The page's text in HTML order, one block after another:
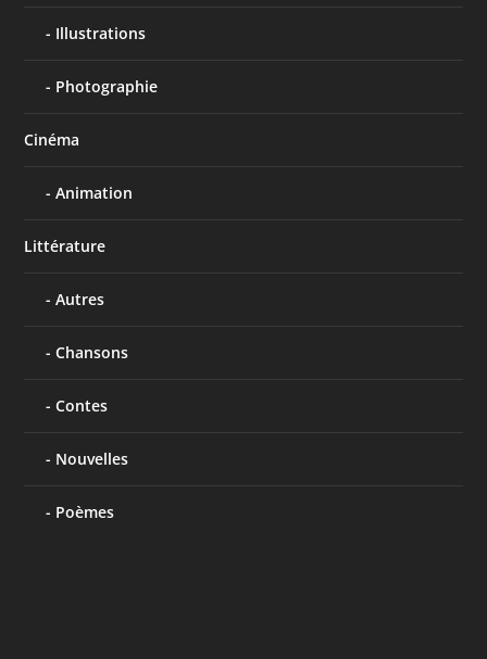
Illustrations
Photographie
Cinéma
Animation
Littérature
Autres
Chansons
Contes
Nouvelles
Poèmes